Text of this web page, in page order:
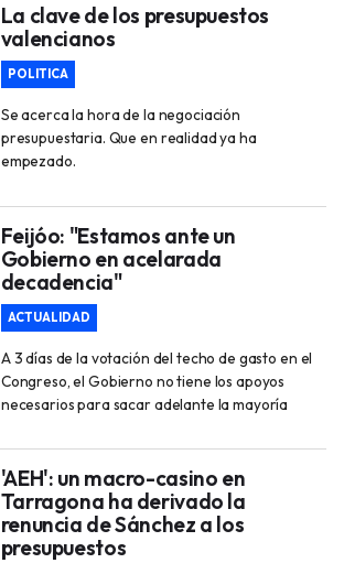
La clave de los presupuestos
valencianos
POLITICA
Se acerca la hora de la negociación
presupuestaria. Que en realidad ya ha
empezado.
Feijóo: "Estamos ante un
Gobierno en acelarada
decadencia"
ACTUALIDAD
A 3 días de la votación del techo de gasto en el
Congreso, el Gobierno no tiene los apoyos
necesarios para sacar adelante la mayoría
'AEH': un macro-casino en
Tarragona ha derivado la
renuncia de Sánchez a los
presupuestos